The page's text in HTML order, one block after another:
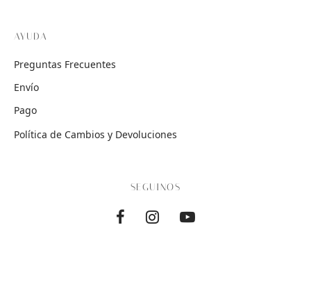
AYUDA
Preguntas Frecuentes
Envío
Pago
Política de Cambios y Devoluciones
SEGUINOS